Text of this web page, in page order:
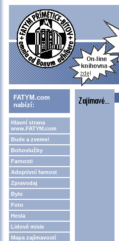
FATYM.com
nabízí:
Hlavní strana
www.FATYM.com
Bude a zveme!
Bohoslužby
Farnosti
Adoptivní farnost
Zpravodaj
Bylo
Foto
Hesla
Lidové misie
Mapa zajímavostí